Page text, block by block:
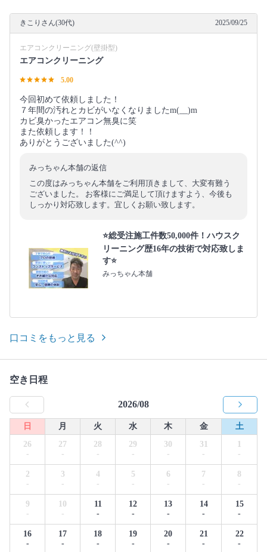
きこりさん(30代) 2025/09/25
エアコンクリーニング(壁掛型)
エアコンクリーニング
5.00
今回初めて依頼しました！
７年間の汚れとカビがいなくなりましたm(__)m
カビ臭かったエアコン無臭に笑
また依頼します！！
ありがとうございました(^^)
みっちゃん本舗の返信
この度はみっちゃん本舗をご利用頂きまして、大変有難う
ございました。 お客様にご満足して頂けますよう、今後も
しっかり対応致します。宜しくお願い致します。
⭐総受注施工件数50,000件！ハウスク
リーニング歴16年の技術で対応致しま
す⭐
みっちゃん本舗
口コミをもっと見る
空き日程
2026/08
日 月 火 水 木 金
土
26
-
27
-
28
-
29
-
30
-
31
-
1
-
2
-
3
-
4
-
5
-
6
-
7
-
8
-
9
-
10
-
11
-
12
-
13
-
14
-
15
-
16
-
17
-
18
-
19
-
20
-
21
-
22
-